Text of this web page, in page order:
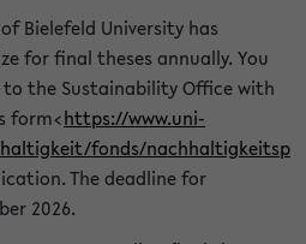
Bielefeld University has
for final theses annually. You
the Sustainability Office with
form<https://www.uni-
fonds/nachhaltigkeitsp
The deadline for
2026.